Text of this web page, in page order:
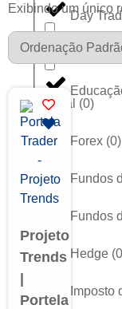
Day
Dólar(0)
Geral (0)
Forex (0)
Fundos
Fundos
Hedge (0
Imposto
Exibindo um único
Projeto
Trends
|
Portela